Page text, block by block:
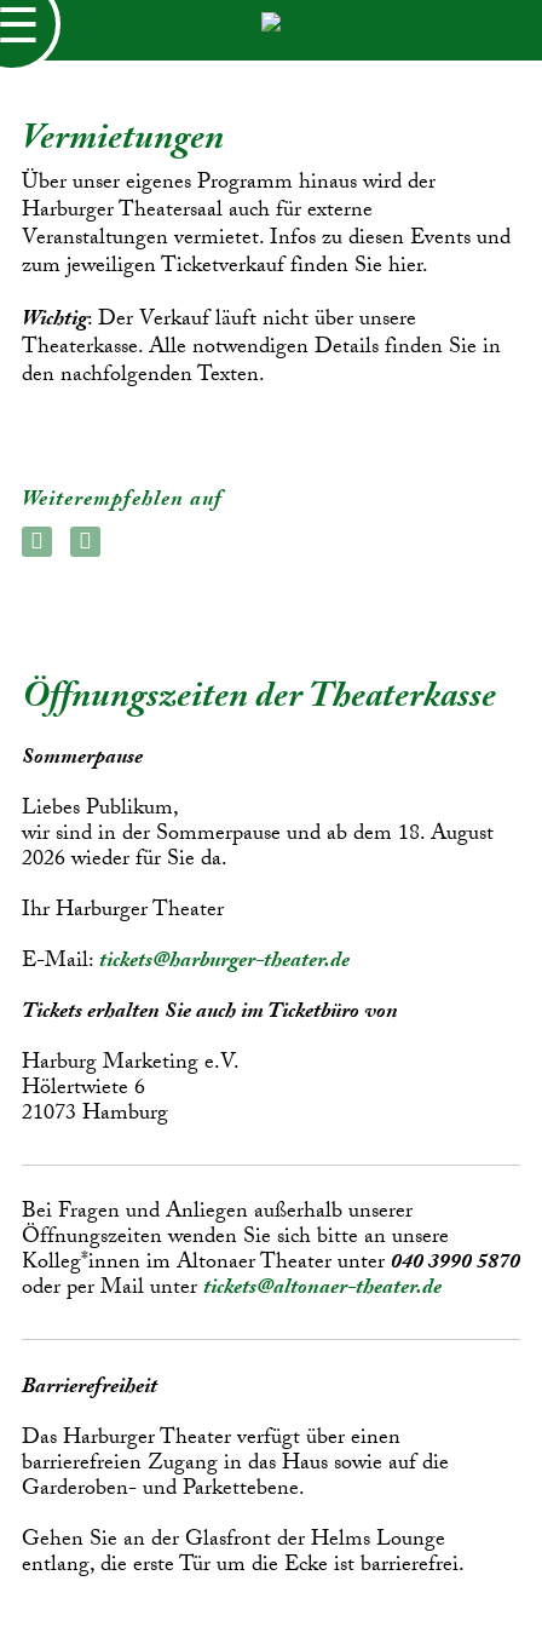
Vermietungen
Über unser eigenes Programm hinaus wird der
Harburger Theatersaal auch für externe
Veranstaltungen vermietet. Infos zu diesen Events und
zum jeweiligen Ticketverkauf finden Sie hier.
Wichtig: Der Verkauf läuft nicht über unsere
Theaterkasse. Alle notwendigen Details finden Sie in
den nachfolgenden Texten.
Weiterempfehlen auf
Öffnungszeiten der Theaterkasse
Sommerpause
Liebes Publikum,
wir sind in der Sommerpause und ab dem 18. August
2026 wieder für Sie da.
Ihr Harburger Theater
E-Mail:tickets@harburger-theater.de
Tickets erhalten Sie auch im Ticketbüro von
Harburg Marketing e.V.
Hölertwiete 6
21073 Hamburg
Bei Fragen und Anliegen außerhalb unserer
Öffnungszeiten wenden Sie sich bitte an unsere
Kolleg*innen im Altonaer Theater unter040 3990 5870
oder per Mail untertickets@altonaer-theater.de
Barrierefreiheit
Das Harburger Theater verfügt über einen
barrierefreien Zugang in das Haus sowie auf die
Garderoben- und Parkettebene.
Gehen Sie an der Glasfront der Helms Lounge
entlang, die erste Tür um die Ecke ist barrierefrei.